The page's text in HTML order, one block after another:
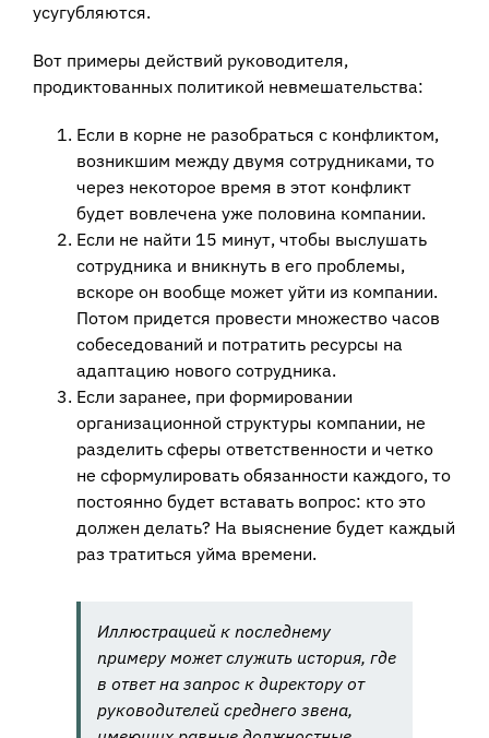
усугубляются.
Вот примеры действий руководителя,
продиктованных политикой невмешательства:
Если в корне не разобраться с конфликтом,
возникшим между двумя сотрудниками, то
через некоторое время в этот конфликт
будет вовлечена уже половина компании.
Если не найти 15 минут, чтобы выслушать
сотрудника и вникнуть в его проблемы,
вскоре он вообще может уйти из компании.
Потом придется провести множество часов
собеседований и потратить ресурсы на
адаптацию нового сотрудника.
Если заранее, при формировании
организационной структуры компании, не
разделить сферы ответственности и четко
не сформулировать обязанности каждого, то
постоянно будет вставать вопрос: кто это
должен делать? На выяснение будет каждый
раз тратиться уйма времени.
Иллюстрацией к последнему
примеру может служить история, где
в ответ на запрос к директору от
руководителей среднего звена,